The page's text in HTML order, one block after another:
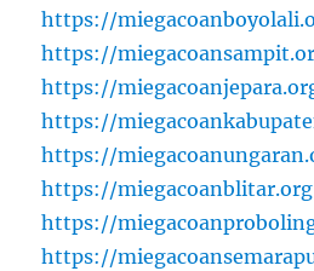
https://
https://
https://
https://
https://
https://miegacoanblitar.org
https://
https://